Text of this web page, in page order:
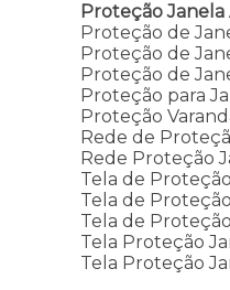
Proteção
Proteção de
Proteção de
Proteção de
Proteção para
Proteção
Rede de
Rede Proteção
Tela de
Tela de
Tela de
Tela Proteção
Tela Proteção